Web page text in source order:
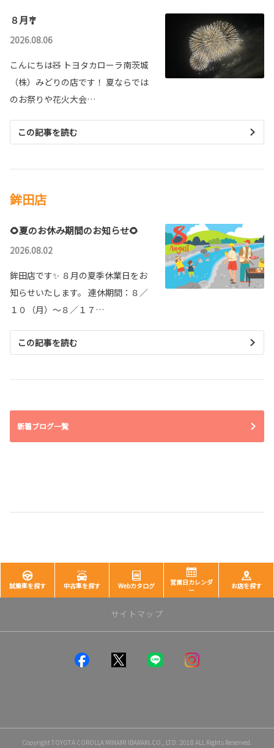
８月🎐
2026.08.06
こんにちは🧸 トヨタカローラ南茨城
（株）みどりの店です！ 夏ならでは
のお祭りや花火大会…
この記事を読む
鉾田店
🌻夏のお休み期間のお知らせ🌻
2026.08.02
鉾田店です✨ ８月の夏季休業日をお
知らせいたします。 連休期間：８／
１０（月）～８／１７…
この記事を読む
新着ブログ一覧
試乗車を探す 中古車を探す Webカタログ
営業日カレンダ
ー
お店を探す
サイトマップ
土浦店
阿見荒川沖店
Copyright TOYOTA COROLLA MINAMI IBARAKI.CO., LTD. 2018 ALL Rights Reserved.